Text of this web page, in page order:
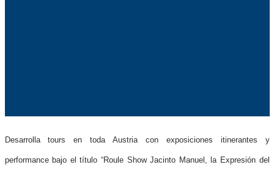
Desarrolla tours en toda Austria con exposiciones itinerantes y
performance bajo el título “Roule Show Jacinto Manuel, la Expresión del